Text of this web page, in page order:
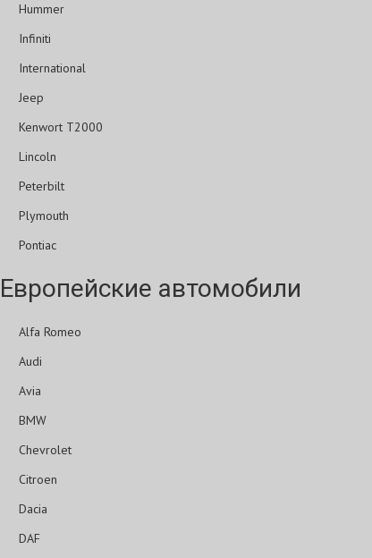
Hummer
Infiniti
International
Jeep
Kenwort T2000
Lincoln
Peterbilt
Plymouth
Pontiac
Европейские автомобили
Alfa Romeo
Audi
Avia
BMW
Chevrolet
Citroen
Dacia
DAF